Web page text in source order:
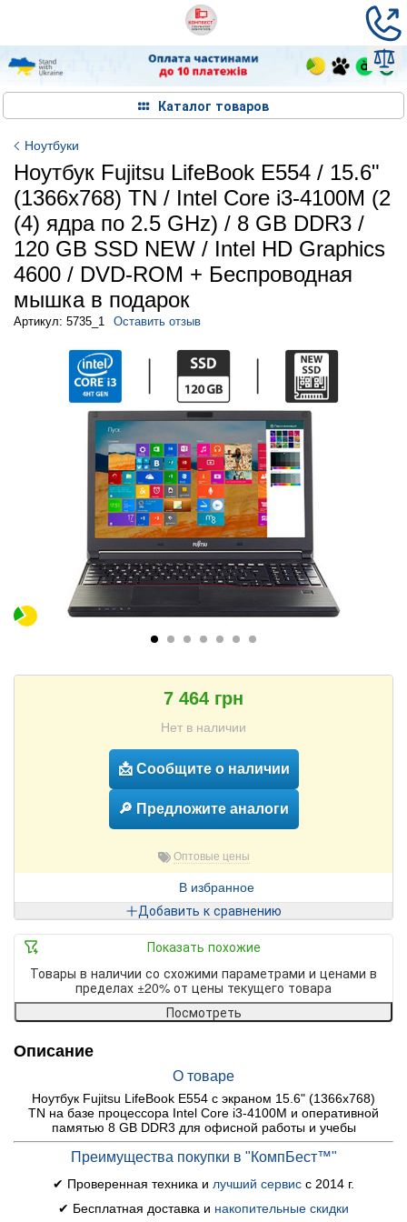
Каталог товаров
Ноутбуки
Ноутбук Fujitsu LifeBook E554 / 15.6"
(1366x768) TN / Intel Core i3-4100M (2
(4) ядра по 2.5 GHz) / 8 GB DDR3 /
120 GB SSD NEW / Intel HD Graphics
4600 / DVD-ROM + Беспроводная
мышка в подарок
Артикул: 5735_1 Оставить отзыв
7 464 грн
Нет в наличии
📩 Сообщите о наличии
🔎 Предложите аналоги
Оптовые цены
В избранное
Добавить к сравнению
Показать похожие
Товары в наличии со схожими параметрами и ценами в
пределах ±20% от цены текущего товара
Посмотреть
Описание
О товаре
Ноутбук Fujitsu LifeBook E554 с экраном 15.6" (1366x768)
TN на базе процессора Intel Core i3-4100M и оперативной
памятью 8 GB DDR3 для офисной работы и учебы
Преимущества покупки в "КомпБест™"
✔ Проверенная техника и лучший сервис с 2014 г.
✔ Бесплатная доставка и накопительные скидки